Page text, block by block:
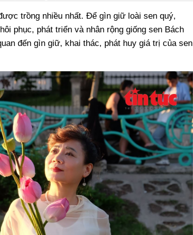
trồng nhiều nhất. Để gìn giữ loài sen quý,
phục, phát triển và nhân rộng giống sen Bách
đến gìn giữ, khai thác, phát huy giá trị của sen